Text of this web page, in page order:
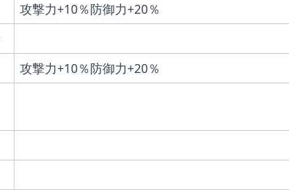
攻撃力+10％防御力+20％
攻撃力+10％防御力+20％